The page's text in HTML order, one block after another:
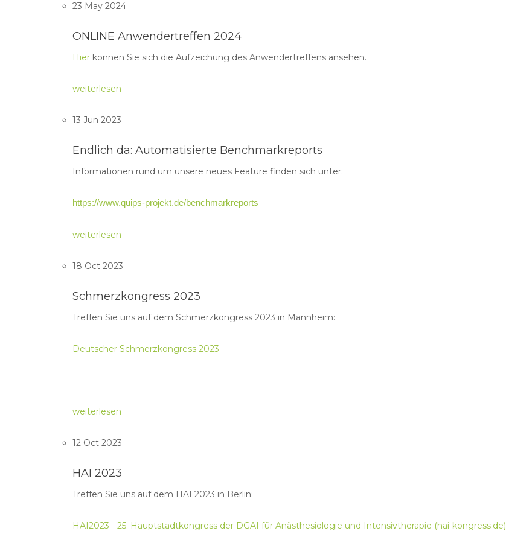
23 May 2024
ONLINE Anwendertreffen 2024
Hier können Sie sich die Aufzeichung des Anwendertreffens ansehen.
weiterlesen
13 Jun 2023
Endlich da: Automatisierte Benchmarkreports
Informationen rund um unsere neues Feature finden sich unter:
https://www.quips-projekt.de/benchmarkreports
weiterlesen
18 Oct 2023
Schmerzkongress 2023
Treffen Sie uns auf dem Schmerzkongress 2023 in Mannheim:
Deutscher Schmerzkongress 2023
weiterlesen
12 Oct 2023
HAI 2023
Treffen Sie uns auf dem HAI 2023 in Berlin:
HAI2023 - 25. Hauptstadtkongress der DGAI für Anästhesiologie und Intensivtherapie (hai-kongress.de)